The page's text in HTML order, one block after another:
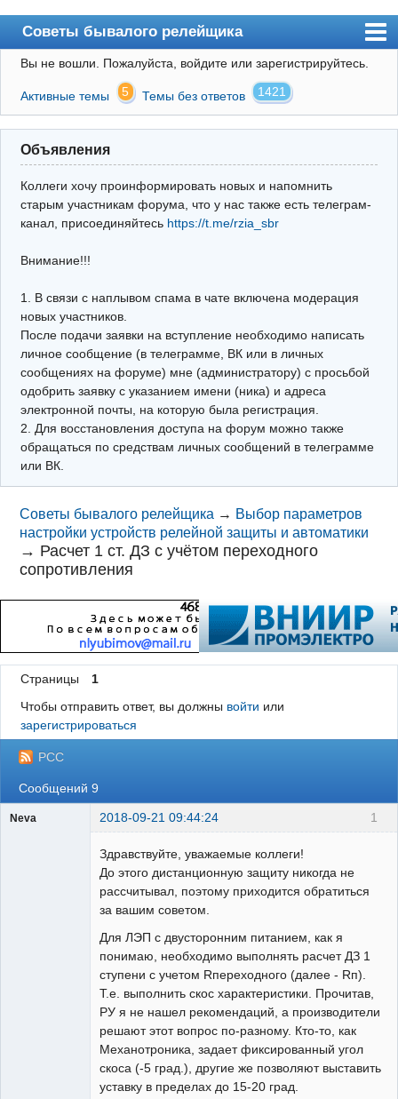
Советы бывалого релейщика
Форум
Правила
Поиск
Регистрация
Архив
Почта
Поиск релейщика
Видео РЗиА
Фотохостинг
Телеграм
Вы не вошли. Пожалуйста, войдите или зарегистрируйтесь.
Активные темы 5 Темы без ответов 1421
Объявления
Коллеги хочу проинформировать новых и напомнить
старым участникам форума, что у нас также есть телеграм-
канал, присоединяйтесь https://t.me/rzia_sbr
Внимание!!!
1. В связи с наплывом спама в чате включена модерация
новых участников.
После подачи заявки на вступление необходимо написать
личное сообщение (в телеграмме, ВК или в личных
сообщениях на форуме) мне (администратору) с просьбой
одобрить заявку с указанием имени (ника) и адреса
электронной почты, на которую была регистрация.
2. Для восстановления доступа на форум можно также
обращаться по средствам личных сообщений в телеграмме
или ВК.
Советы бывалого релейщика → Выбор параметров
настройки устройств релейной защиты и автоматики
→ Расчет 1 ст. ДЗ с учётом переходного
сопротивления
Страницы
1
Чтобы отправить ответ, вы должны войти или
зарегистрироваться
РСС
Сообщений 9
1
Neva 2018-09-21 09:44:24
Здравствуйте, уважаемые коллеги!
До этого дистанционную защиту никогда не
рассчитывал, поэтому приходится обратиться
за вашим советом.
Для ЛЭП с двусторонним питанием, как я
понимаю, необходимо выполнять расчет ДЗ 1
ступени с учетом Rпереходного (далее - Rп).
Т.е. выполнить скос характеристики. Прочитав,
РУ я не нашел рекомендаций, а производители
решают этот вопрос по-разному. Кто-то, как
Механотроника, задает фиксированный угол
скоса (-5 град.), другие же позволяют выставить
уставку в пределах до 15-20 град.